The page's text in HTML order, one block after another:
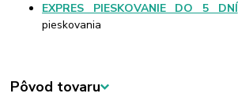
EXPRES PIESKOVANIE DO 5 DNÍ
pieskovania
Pôvod tovaru